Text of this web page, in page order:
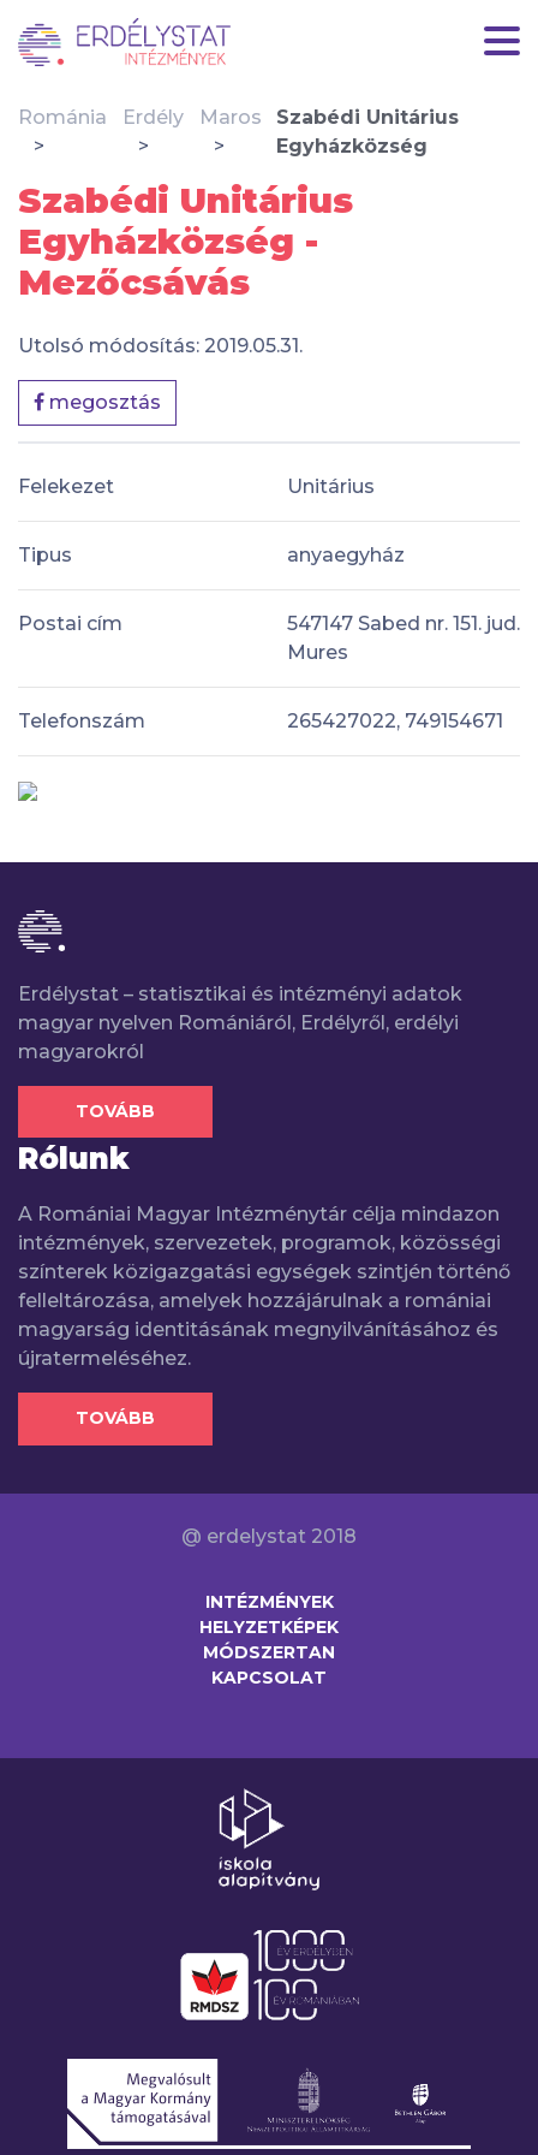
Románia Erdély Maros
Szabédi Unitárius
Egyházközség
Szabédi Unitárius
Egyházközség -
Mezőcsávás
Utolsó módosítás: 2019.05.31.
megosztás
Felekezet Unitárius
Tipus anyaegyház
Postai cím
547147 Sabed nr. 151. jud.
Mures
Telefonszám 265427022, 749154671
Erdélystat – statisztikai és intézményi adatok
magyar nyelven Romániáról, Erdélyről, erdélyi
magyarokról
TOVÁBB
Rólunk
A Romániai Magyar Intézménytár célja mindazon
intézmények, szervezetek, programok, közösségi
színterek közigazgatási egységek szintjén történő
felleltározása, amelyek hozzájárulnak a romániai
magyarság identitásának megnyilvánításához és
újratermeléséhez.
TOVÁBB
@ erdelystat 2018
INTÉZMÉNYEK
HELYZETKÉPEK
MÓDSZERTAN
KAPCSOLAT